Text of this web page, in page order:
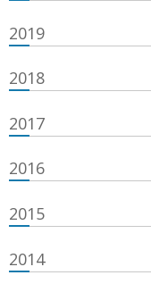
2019
2018
2017
2016
2015
2014